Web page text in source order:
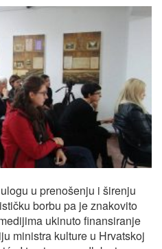
u prenošenju i širenju
borbu pa je znakovito
ukinuto finansiranje
ministra kulture u Hrvatskoj